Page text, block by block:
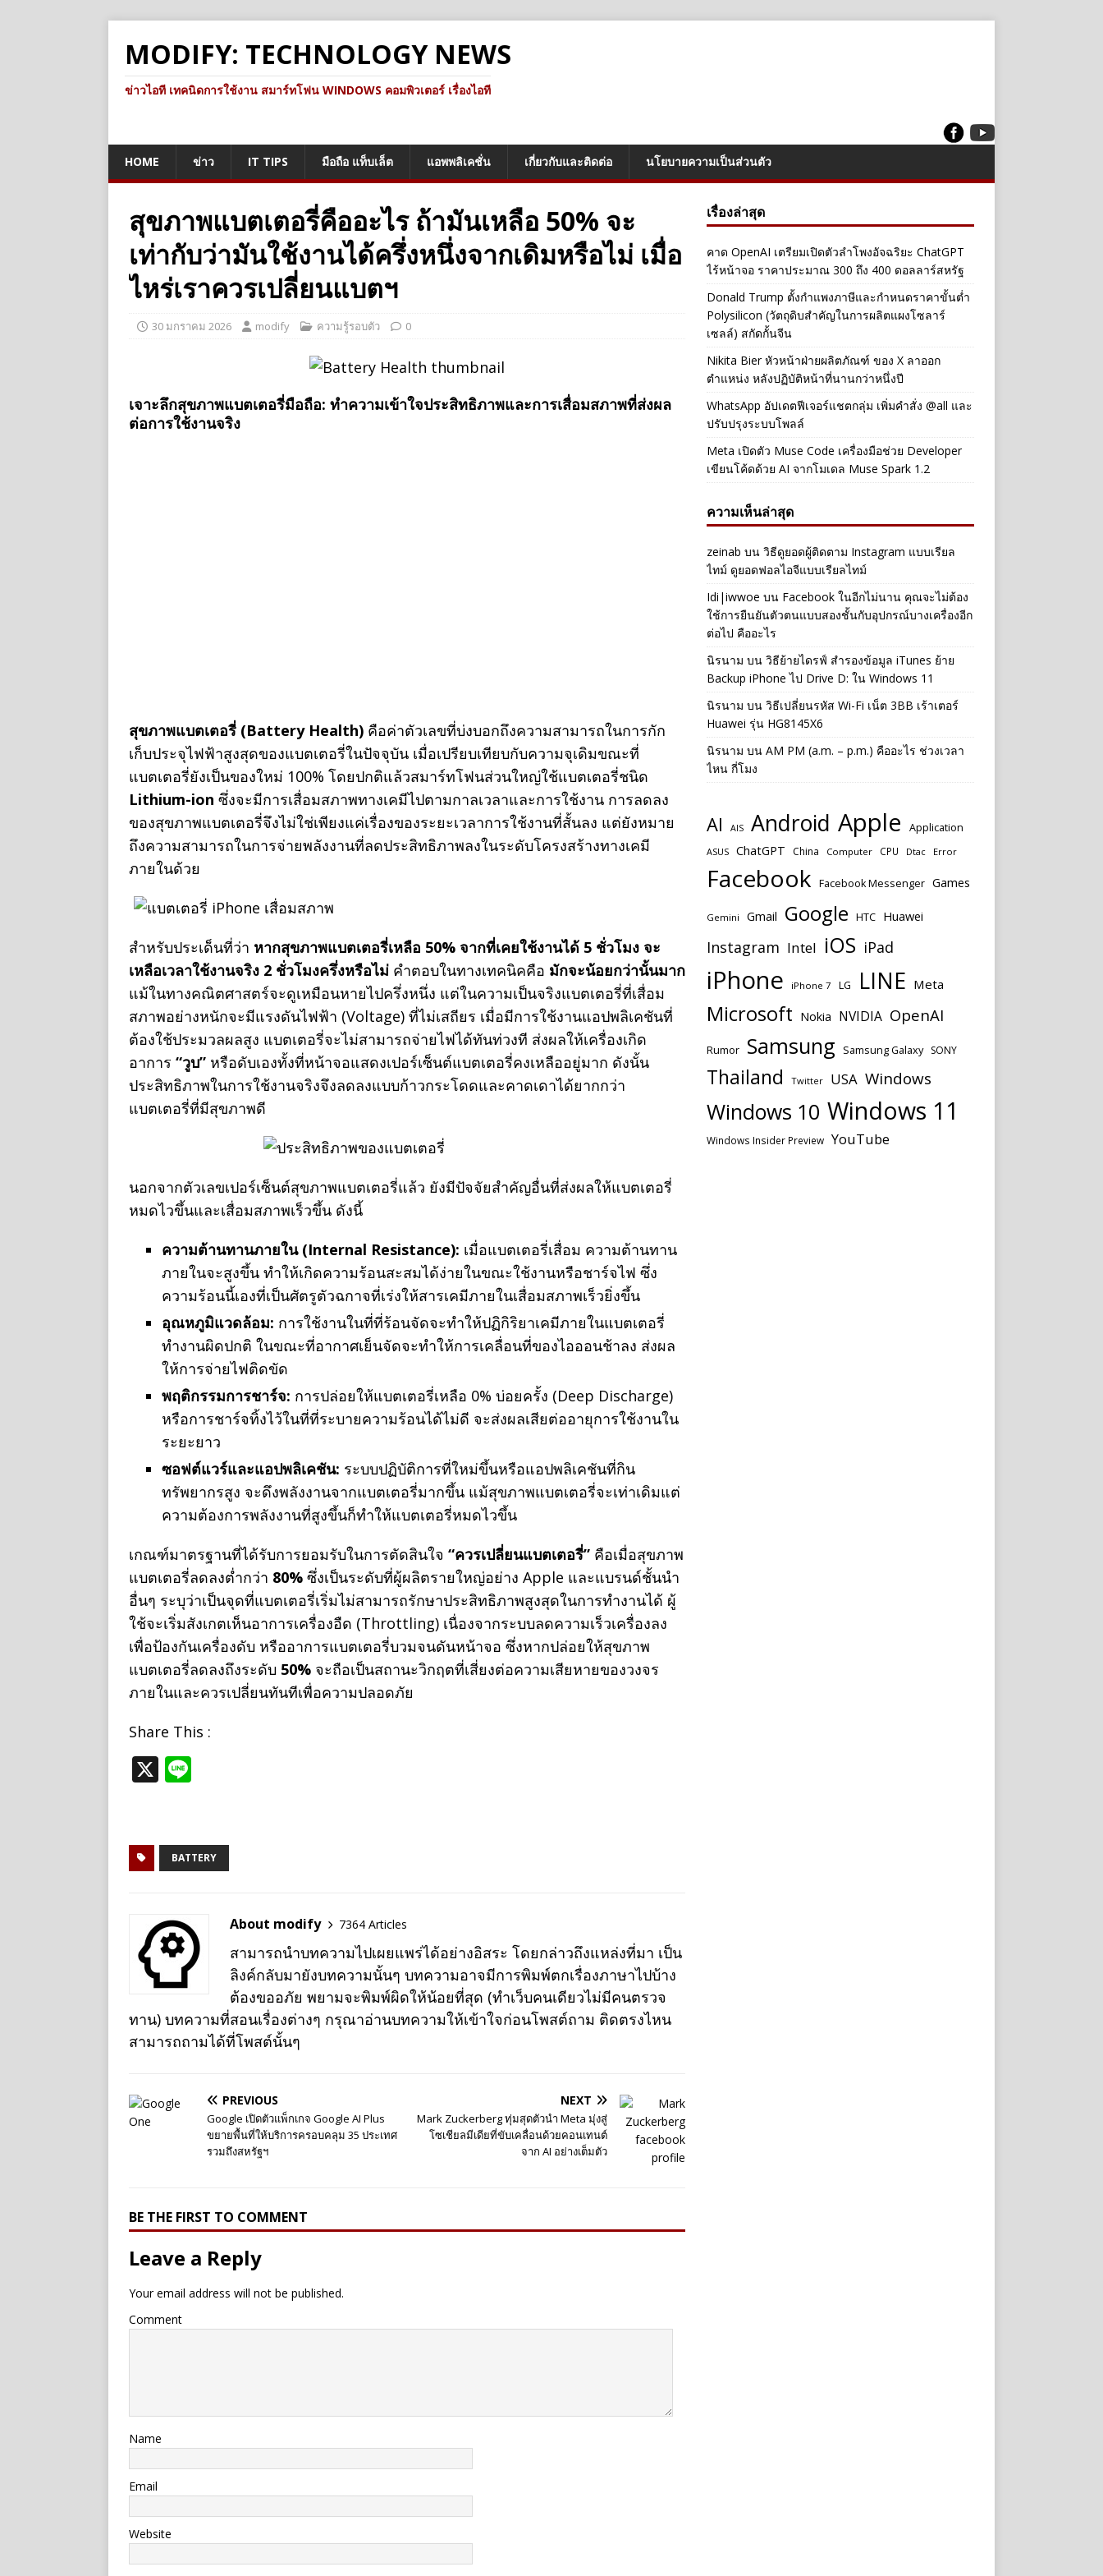
MODIFY: TECHNOLOGY NEWS
ข่าวไอที เทคนิดการใช้งาน สมาร์ทโฟน WINDOWS คอมพิวเตอร์ เรื่องไอที
HOME ข่าว IT TIPS มือถือ แท็บเล็ต แอพพลิเคชั่น เกี่ยวกับและติดต่อ นโยบายความเป็นส่วนตัว
สุขภาพแบตเตอรี่คืออะไร ถ้ามันเหลือ 50% จะ
เท่ากับว่ามันใช้งานได้ครึ่งหนึ่งจากเดิมหรือไม่ เมื่อ
ไหร่เราควรเปลี่ยนแบตฯ
30 มกราคม 2026 modify ความรู้รอบตัว 0
เจาะลึกสุขภาพแบตเตอรี่มือถือ: ทำความเข้าใจประสิทธิภาพและการเสื่อมสภาพที่ส่งผล
ต่อการใช้งานจริง
สุขภาพแบตเตอรี่ (Battery Health) คือค่าตัวเลขที่บ่งบอกถึงความสามารถในการกัก
เก็บประจุไฟฟ้าสูงสุดของแบตเตอรี่ในปัจจุบัน เมื่อเปรียบเทียบกับความจุเดิมขณะที่
แบตเตอรี่ยังเป็นของใหม่ 100% โดยปกติแล้วสมาร์ทโฟนส่วนใหญ่ใช้แบตเตอรี่ชนิด
Lithium-ion ซึ่งจะมีการเสื่อมสภาพทางเคมีไปตามกาลเวลาและการใช้งาน การลดลง
ของสุขภาพแบตเตอรี่จึงไม่ใช่เพียงแค่เรื่องของระยะเวลาการใช้งานที่สั้นลง แต่ยังหมาย
ถึงความสามารถในการจ่ายพลังงานที่ลดประสิทธิภาพลงในระดับโครงสร้างทางเคมี
ภายในด้วย
สำหรับประเด็นที่ว่า หากสุขภาพแบตเตอรี่เหลือ 50% จากที่เคยใช้งานได้ 5 ชั่วโมง จะ
เหลือเวลาใช้งานจริง 2 ชั่วโมงครึ่งหรือไม่ คำตอบในทางเทคนิคคือ มักจะน้อยกว่านั้นมาก
แม้ในทางคณิตศาสตร์จะดูเหมือนหายไปครึ่งหนึ่ง แต่ในความเป็นจริงแบตเตอรี่ที่เสื่อม
สภาพอย่างหนักจะมีแรงดันไฟฟ้า (Voltage) ที่ไม่เสถียร เมื่อมีการใช้งานแอปพลิเคชันที่
ต้องใช้ประมวลผลสูง แบตเตอรี่จะไม่สามารถจ่ายไฟได้ทันท่วงที ส่งผลให้เครื่องเกิด
อาการ “วูบ” หรือดับเองทั้งที่หน้าจอแสดงเปอร์เซ็นต์แบตเตอรี่คงเหลืออยู่มาก ดังนั้น
ประสิทธิภาพในการใช้งานจริงจึงลดลงแบบก้าวกระโดดและคาดเดาได้ยากกว่า
แบตเตอรี่ที่มีสุขภาพดี
นอกจากตัวเลขเปอร์เซ็นต์สุขภาพแบตเตอรี่แล้ว ยังมีปัจจัยสำคัญอื่นที่ส่งผลให้แบตเตอรี่
หมดไวขึ้นและเสื่อมสภาพเร็วขึ้น ดังนี้
ความต้านทานภายใน (Internal Resistance): เมื่อแบตเตอรี่เสื่อม ความต้านทาน
ภายในจะสูงขึ้น ทำให้เกิดความร้อนสะสมได้ง่ายในขณะใช้งานหรือชาร์จไฟ ซึ่ง
ความร้อนนี้เองที่เป็นศัตรูตัวฉกาจที่เร่งให้สารเคมีภายในเสื่อมสภาพเร็วยิ่งขึ้น
อุณหภูมิแวดล้อม: การใช้งานในที่ที่ร้อนจัดจะทำให้ปฏิกิริยาเคมีภายในแบตเตอรี่
ทำงานผิดปกติ ในขณะที่อากาศเย็นจัดจะทำให้การเคลื่อนที่ของไอออนช้าลง ส่งผล
ให้การจ่ายไฟติดขัด
พฤติกรรมการชาร์จ: การปล่อยให้แบตเตอรี่เหลือ 0% บ่อยครั้ง (Deep Discharge)
หรือการชาร์จทิ้งไว้ในที่ที่ระบายความร้อนได้ไม่ดี จะส่งผลเสียต่ออายุการใช้งานใน
ระยะยาว
ซอฟต์แวร์และแอปพลิเคชัน: ระบบปฏิบัติการที่ใหม่ขึ้นหรือแอปพลิเคชันที่กิน
ทรัพยากรสูง จะดึงพลังงานจากแบตเตอรี่มากขึ้น แม้สุขภาพแบตเตอรี่จะเท่าเดิมแต่
ความต้องการพลังงานที่สูงขึ้นก็ทำให้แบตเตอรี่หมดไวขึ้น
เกณฑ์มาตรฐานที่ได้รับการยอมรับในการตัดสินใจ “ควรเปลี่ยนแบตเตอรี่” คือเมื่อสุขภาพ
แบตเตอรี่ลดลงต่ำกว่า 80% ซึ่งเป็นระดับที่ผู้ผลิตรายใหญ่อย่าง Apple และแบรนด์ชั้นนำ
อื่นๆ ระบุว่าเป็นจุดที่แบตเตอรี่เริ่มไม่สามารถรักษาประสิทธิภาพสูงสุดในการทำงานได้ ผู้
ใช้จะเริ่มสังเกตเห็นอาการเครื่องอืด (Throttling) เนื่องจากระบบลดความเร็วเครื่องลง
เพื่อป้องกันเครื่องดับ หรืออาการแบตเตอรี่บวมจนดันหน้าจอ ซึ่งหากปล่อยให้สุขภาพ
แบตเตอรี่ลดลงถึงระดับ 50% จะถือเป็นสถานะวิกฤตที่เสี่ยงต่อความเสียหายของวงจร
ภายในและควรเปลี่ยนทันทีเพื่อความปลอดภัย
Share This :
X
BATTERY
About modify 7364 Articles
สามารถนำบทความไปเผยแพร่ได้อย่างอิสระ โดยกล่าวถึงแหล่งที่มา เป็น
ลิงค์กลับมายังบทความนั้นๆ บทความอาจมีการพิมพ์ตกเรื่องภาษาไปบ้าง
ต้องขออภัย พยามจะพิมพ์ผิดให้น้อยที่สุด (ทำเว็บคนเดียวไม่มีคนตรวจ
ทาน) บทความที่สอนเรื่องต่างๆ กรุณาอ่านบทความให้เข้าใจก่อนโพสต์ถาม ติดตรงไหน
สามารถถามได้ที่โพสต์นั้นๆ
PREVIOUS
Google เปิดตัวแพ็กเกจ Google AI Plus
ขยายพื้นที่ให้บริการครอบคลุม 35 ประเทศ
รวมถึงสหรัฐฯ
NEXT
Mark Zuckerberg ทุ่มสุดตัวนำ Meta มุ่งสู่
โซเชียลมีเดียที่ขับเคลื่อนด้วยคอนเทนต์
จาก AI อย่างเต็มตัว
BE THE FIRST TO COMMENT
Leave a Reply
Your email address will not be published.
Comment
Name
Email
Website
เรื่องล่าสุด
คาด OpenAI เตรียมเปิดตัวลำโพงอัจฉริยะ ChatGPT
ไร้หน้าจอ ราคาประมาณ 300 ถึง 400 ดอลลาร์สหรัฐ
Donald Trump ตั้งกำแพงภาษีและกำหนดราคาขั้นต่ำ
Polysilicon (วัตถุดิบสำคัญในการผลิตแผงโซลาร์
เซลล์) สกัดกั้นจีน
Nikita Bier หัวหน้าฝ่ายผลิตภัณฑ์ ของ X ลาออก
ตำแหน่ง หลังปฏิบัติหน้าที่นานกว่าหนึ่งปี
WhatsApp อัปเดตฟีเจอร์แชตกลุ่ม เพิ่มคำสั่ง @all และ
ปรับปรุงระบบโพลล์
Meta เปิดตัว Muse Code เครื่องมือช่วย Developer
เขียนโค้ดด้วย AI จากโมเดล Muse Spark 1.2
ความเห็นล่าสุด
zeinab บน วิธีดูยอดผู้ติดตาม Instagram แบบเรียล
ไทม์ ดูยอดฟอลไอจีแบบเรียลไทม์
Idi|iwwoe บน Facebook ในอีกไม่นาน คุณจะไม่ต้อง
ใช้การยืนยันตัวตนแบบสองชั้นกับอุปกรณ์บางเครื่องอีก
ต่อไป คืออะไร
นิรนาม บน วิธีย้ายไดรฟ์ สำรองข้อมูล iTunes ย้าย
Backup iPhone ไป Drive D: ใน Windows 11
นิรนาม บน วิธีเปลี่ยนรหัส Wi-Fi เน็ต 3BB เร้าเตอร์
Huawei รุ่น HG8145X6
นิรนาม บน AM PM (a.m. – p.m.) คืออะไร ช่วงเวลา
ไหน กี่โมง
AI AIS Android Apple Application
ASUS ChatGPT China Computer CPU Dtac Error
Facebook Facebook Messenger Games
Gemini Gmail Google HTC Huawei
Instagram Intel iOS iPad
iPhone iPhone 7 LG LINE Meta
Microsoft Nokia NVIDIA OpenAI
Rumor Samsung Samsung Galaxy SONY
Thailand Twitter USA Windows
Windows 10 Windows 11
Windows Insider Preview YouTube